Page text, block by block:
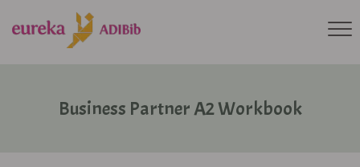
Business Partner A2 Workbook